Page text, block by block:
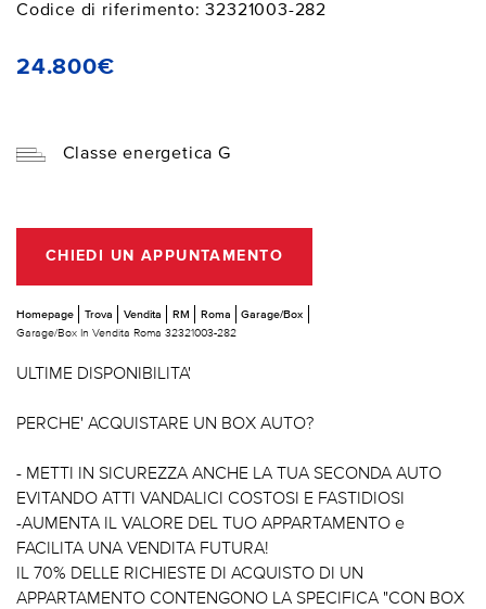
Codice di riferimento: 32321003-282
24.800€
Classe energetica G
CHIEDI UN APPUNTAMENTO
Homepage Trova Vendita RM Roma
Garage/Box
Garage/Box In Vendita Roma 32321003-282
ULTIME DISPONIBILITA'
PERCHE' ACQUISTARE UN BOX AUTO?
- METTI IN SICUREZZA ANCHE LA TUA SECONDA AUTO
EVITANDO ATTI VANDALICI COSTOSI E FASTIDIOSI
-AUMENTA IL VALORE DEL TUO APPARTAMENTO e
FACILITA UNA VENDITA FUTURA!
IL 70% DELLE RICHIESTE DI ACQUISTO DI UN
APPARTAMENTO CONTENGONO LA SPECIFICA "CON BOX